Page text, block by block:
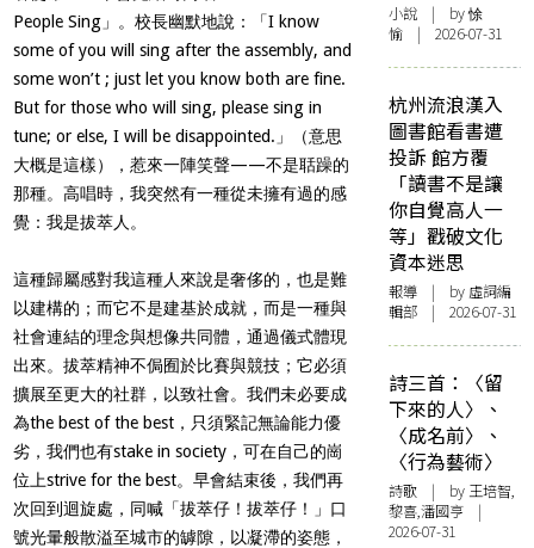
People Sing」。校長幽默地說：「I know
some of you will sing after the assembly, and
some won’t ; just let you know both are fine.
But for those who will sing, please sing in
tune; or else, I will be disappointed.」（意思
大概是這樣），惹來一陣笑聲——不是聒躁的
那種。高唱時，我突然有一種從未擁有過的感
覺：我是拔萃人。
這種歸屬感對我這種人來說是奢侈的，也是難
以建構的；而它不是建基於成就，而是一種與
社會連結的理念與想像共同體，通過儀式體現
出來。拔萃精神不侷囿於比賽與競技；它必須
擴展至更大的社群，以致社會。我們未必要成
為the best of the best，只須緊記無論能力優
劣，我們也有stake in society，可在自己的崗
位上strive for the best。早會結束後，我們再
次回到迴旋處，同喊「拔萃仔！拔萃仔！」口
號光暈般散溢至城市的罅隙，以凝滯的姿態，
小說 | by 悇
愉 | 2026-07-31
杭州流浪漢入
圖書館看書遭
投訴 館方覆
「讀書不是讓
你自覺高人一
等」戳破文化
資本迷思
報導 | by 虛詞編
輯部 | 2026-07-31
詩三首：〈留
下來的人〉、
〈成名前〉、
〈行為藝術〉
詩歌 | by 王培智,
黎喜,潘國亨 |
2026-07-31